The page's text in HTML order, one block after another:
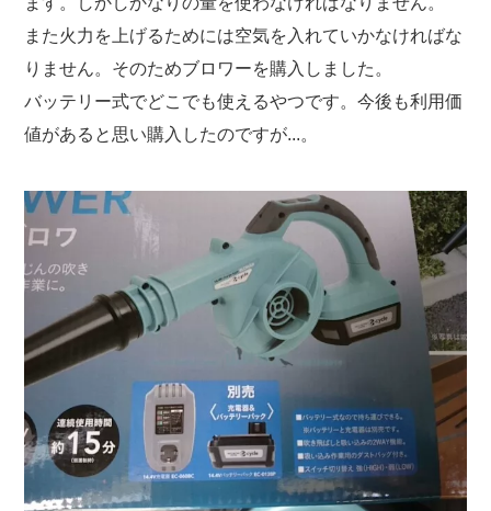
また火力を上げるためには空気を入れていかなければな
りません。そのためブロワーを購入しました。
バッテリー式でどこでも使えるやつです。今後も利用価
値があると思い購入したのですが...。